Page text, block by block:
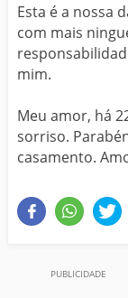
Esta é a nossa
com mais
mim.
Meu amor, há
sorriso.
casamento.